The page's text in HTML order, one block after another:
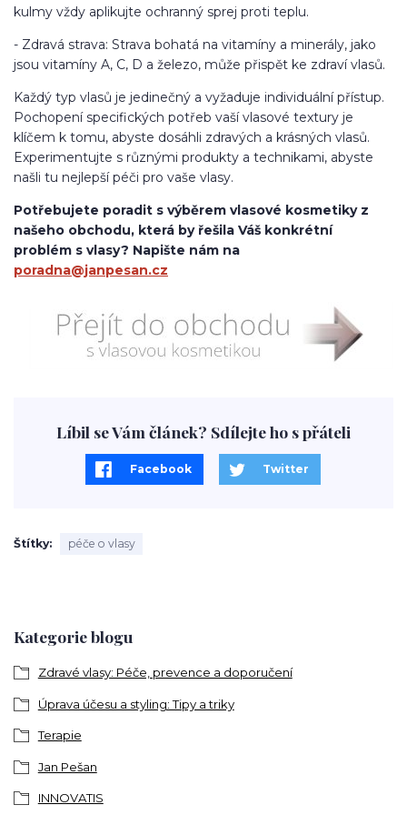
Kategorie blogu
Zdravé vlasy: Péče, prevence a doporučení
Úprava účesu a styling: Tipy a triky
Terapie
Jan Pešan
INNOVATIS
kulmy vždy aplikujte ochranný sprej proti teplu.
- Zdravá strava: Strava bohatá na vitamíny a minerály, jako
jsou vitamíny A, C, D a železo, může přispět ke zdraví vlasů.
Každý typ vlasů je jedinečný a vyžaduje individuální přístup.
Pochopení specifických potřeb vaší vlasové textury je
klíčem k tomu, abyste dosáhli zdravých a krásných vlasů.
Experimentujte s různými produkty a technikami, abyste
našli tu nejlepší péči pro vaše vlasy.
Potřebujete poradit s výběrem vlasové kosmetiky z
našeho obchodu, která by řešila Váš konkrétní
problém s vlasy? Napište nám na
poradna@janpesan.cz
Líbil se Vám článek? Sdílejte ho s přáteli
Facebook Twitter
Štítky péče o vlasy